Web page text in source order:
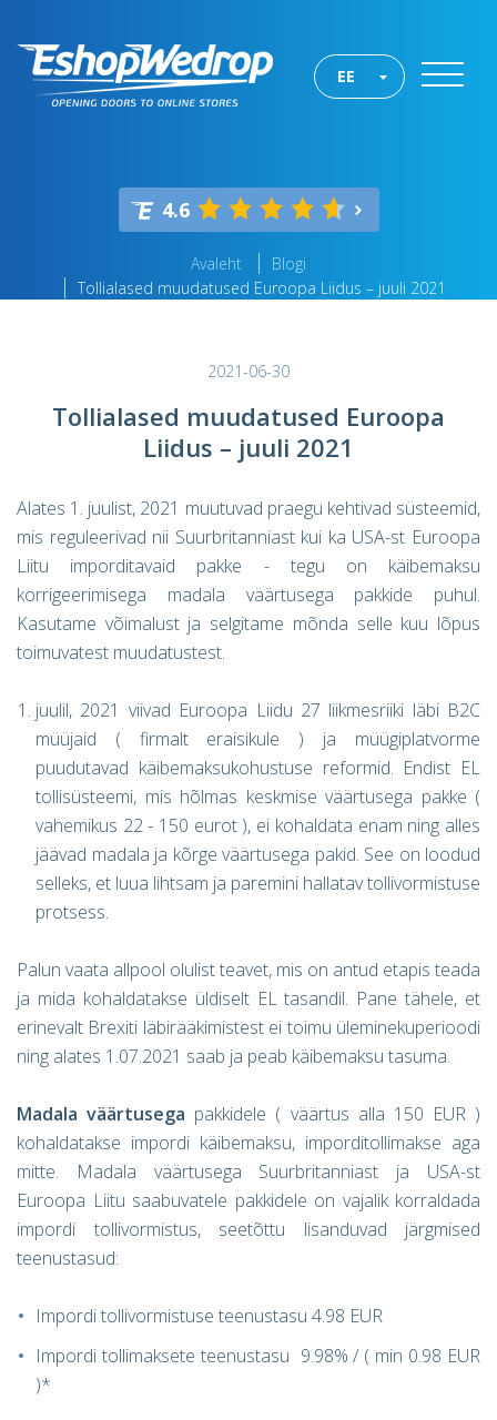
EE
4.6
Avaleht
Blogi
Tollialased muudatused Euroopa Liidus – juuli 2021
2021-06-30
Tollialased muudatused Euroopa
Liidus – juuli 2021
Alates 1. juulist, 2021 muutuvad praegu kehtivad süsteemid,
mis reguleerivad nii Suurbritanniast kui ka USA-st Euroopa
Liitu imporditavaid pakke - tegu on käibemaksu
korrigeerimisega madala väärtusega pakkide puhul.
Kasutame võimalust ja selgitame mõnda selle kuu lõpus
toimuvatest muudatustest.
juulil, 2021 viivad Euroopa Liidu 27 liikmesriiki läbi B2C
müüjaid ( firmalt eraisikule ) ja müügiplatvorme
puudutavad käibemaksukohustuse reformid. Endist EL
tollisüsteemi, mis hõlmas keskmise väärtusega pakke (
vahemikus 22 - 150 eurot ), ei kohaldata enam ning alles
jäävad madala ja kõrge väärtusega pakid. See on loodud
selleks, et luua lihtsam ja paremini hallatav tollivormistuse
protsess.
Palun vaata allpool olulist teavet, mis on antud etapis teada
ja mida kohaldatakse üldiselt EL tasandil. Pane tähele, et
erinevalt Brexiti läbirääkimistest ei toimu üleminekuperioodi
ning alates 1.07.2021 saab ja peab käibemaksu tasuma.
Madala väärtusega pakkidele ( väärtus alla 150 EUR )
kohaldatakse impordi käibemaksu, imporditollimakse aga
mitte. Madala väärtusega Suurbritanniast ja USA-st
Euroopa Liitu saabuvatele pakkidele on vajalik korraldada
impordi tollivormistus, seetõttu lisanduvad järgmised
teenustasud:
Impordi tollivormistuse teenustasu 4.98 EUR
Impordi tollimaksete teenustasu 9.98% / ( min 0.98 EUR
)*